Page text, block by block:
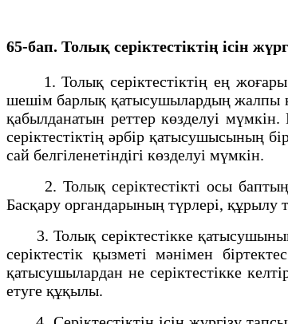
65-бап. Толық серiктестiктiң iсiн
1. Толық серiктестiктiң ең жоғары
шешiм барлық қатысушылардың жалпы
қабылданатын реттер көзделуi
серiктестiктiң әрбiр қатысушысының
сай белгiленетiндiгi көзделуi мүмкiн.
2. Толық серiктестiктi осы баптың
Басқару органдарының түрлерi, құрылу
3. Толық серiктестiкке
серiктестiк қызметi мәнiмен
қатысушылардан не серiктестiкке
етуге құқылы.